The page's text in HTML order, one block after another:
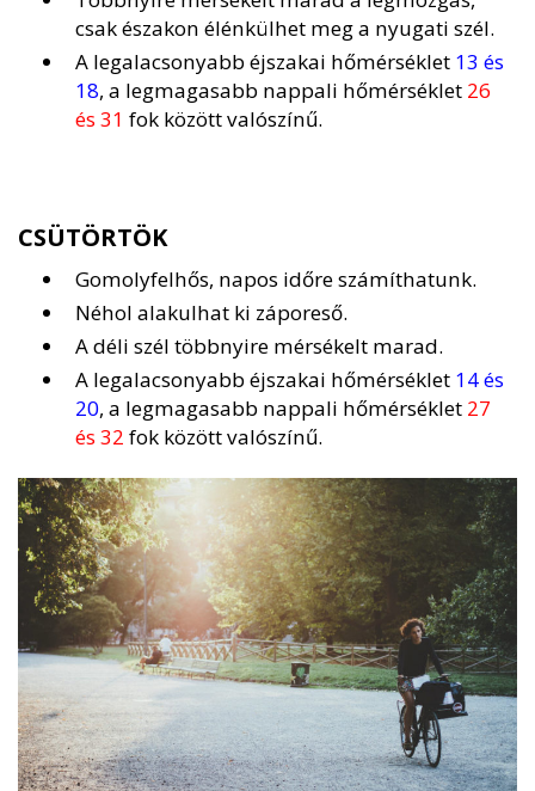
csak északon élénkülhet meg a nyugati szél.
A legalacsonyabb éjszakai hőmérséklet 13 és
18, a legmagasabb nappali hőmérséklet 26
és 31 fok között valószínű.
CSÜTÖRTÖK
Gomolyfelhős, napos időre számíthatunk.
Néhol alakulhat ki záporeső.
A déli szél többnyire mérsékelt marad.
A legalacsonyabb éjszakai hőmérséklet 14 és
20, a legmagasabb nappali hőmérséklet 27
és 32 fok között valószínű.